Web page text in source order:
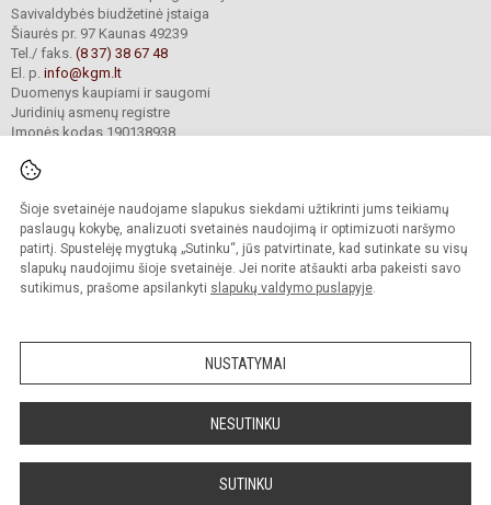
Šioje svetainėje naudojame slapukus siekdami užtikrinti jums teikiamų
paslaugų kokybę, analizuoti svetainės naudojimą ir optimizuoti naršymo
patirtį. Spustelėję mygtuką „Sutinku“, jūs patvirtinate, kad sutinkate su visų
slapukų naudojimu šioje svetainėje. Jei norite atšaukti arba pakeisti savo
sutikimus, prašome apsilankyti slapukų valdymo puslapyje.
NUSTATYMAI
NESUTINKU
SUTINKU
Savivaldybės biudžetinė įstaiga
Šiaurės pr. 97 Kaunas 49239
Tel./ faks. (8 37) 38 67 48
El. p. info@kgm.lt
Duomenys kaupiami ir saugomi
Juridinių asmenų registre
Įmonės kodas 190138938
© 2024. Kauno Kazio Griniaus progimnazija. Visos teisės saugomos.
Kopijuoti turinį be raštiško progimnazijos sutikimo griežtai draudžiama.
Prieinamumo paraiška Slapukų valdymas
Sumanus būdas atnaujinti